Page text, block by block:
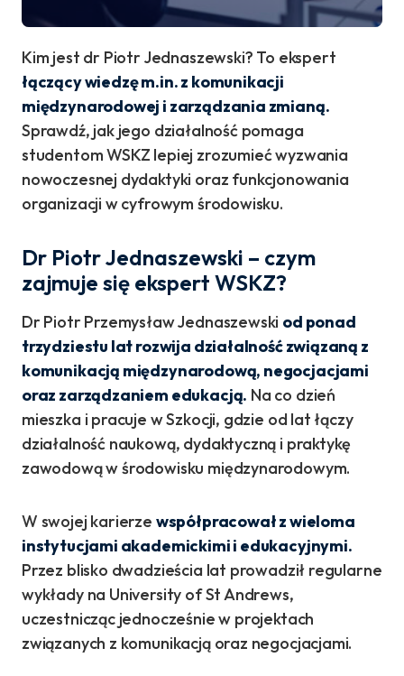
Kim jest dr Piotr Jednaszewski? To ekspert
łączący wiedzę m.in. z komunikacji
międzynarodowej i zarządzania zmianą.
Sprawdź, jak jego działalność pomaga
studentom WSKZ lepiej zrozumieć wyzwania
nowoczesnej dydaktyki oraz funkcjonowania
organizacji w cyfrowym środowisku.
Dr Piotr Jednaszewski – czym
zajmuje się ekspert WSKZ?
Dr Piotr Przemysław Jednaszewski od ponad
trzydziestu lat rozwija działalność związaną z
komunikacją międzynarodową, negocjacjami
oraz zarządzaniem edukacją. Na co dzień
mieszka i pracuje w Szkocji, gdzie od lat łączy
działalność naukową, dydaktyczną i praktykę
zawodową w środowisku międzynarodowym.
W swojej karierze współpracował z wieloma
instytucjami akademickimi i edukacyjnymi.
Przez blisko dwadzieścia lat prowadził regularne
wykłady na University of St Andrews,
uczestnicząc jednocześnie w projektach
związanych z komunikacją oraz negocjacjami.